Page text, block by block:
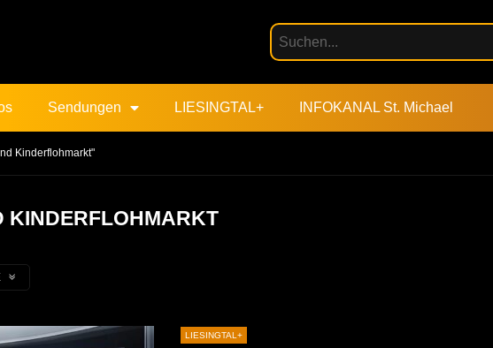
Sendungen LIESINGTAL+ INFOKANAL St. Michael
Kinderflohmarkt"
KINDERFLOHMARKT
LIESINGTAL+